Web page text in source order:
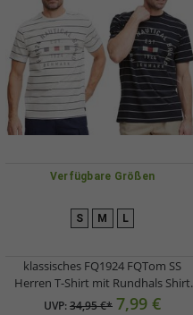
Verfügbare Größen
S M L
klassisches FQ1924 FQTom SS
Herren T-Shirt mit Rundhals Shirt
21900644 in Weiß oder Grau
UVP:34,95 €* 7,99 €